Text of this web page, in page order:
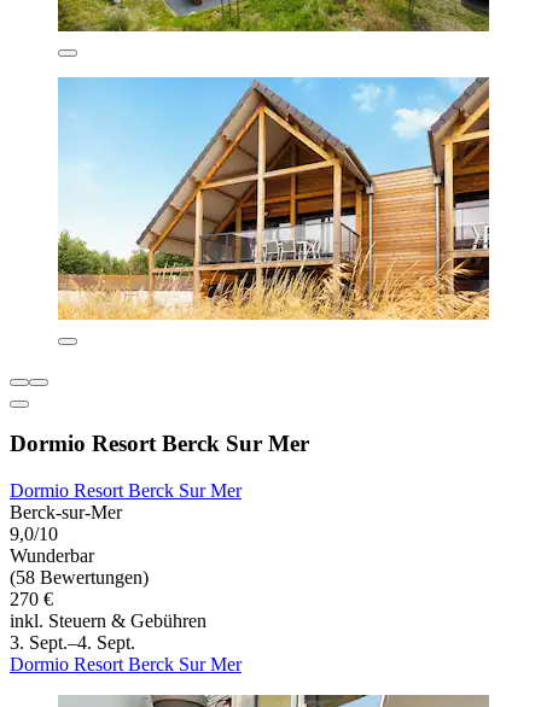
Dormio Resort Berck Sur Mer
Dormio Resort Berck Sur Mer
Berck-sur-Mer
9,0/10
Wunderbar
(58 Bewertungen)
270 €
inkl. Steuern & Gebühren
3. Sept.–4. Sept.
Dormio Resort Berck Sur Mer